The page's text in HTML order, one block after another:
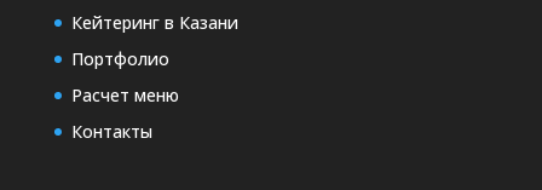
Кейтеринг в Казани
Портфолио
Расчет меню
Контакты